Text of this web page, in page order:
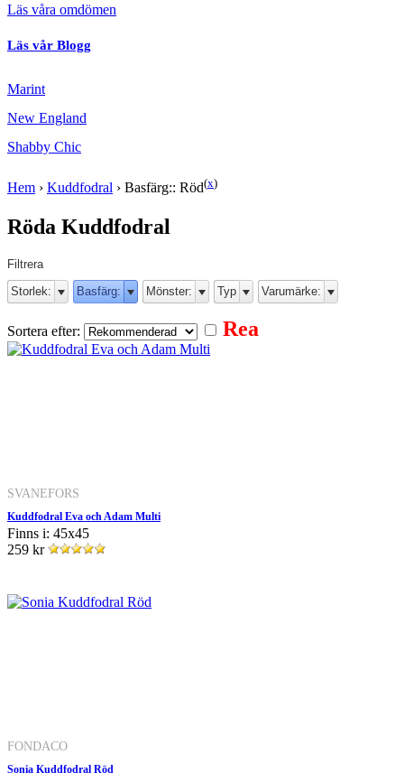
Läs våra omdömen
Läs vår Blogg
Marint
New England
Shabby Chic
Hem › Kuddfodral › Basfärg:: Röd(x)
Röda Kuddfodral
Filtrera
Storlek:
Basfärg: Mönster: Typ Varumärke:
Sortera efter: Rea
SVANEFORS
Kuddfodral Eva och Adam Multi
Finns i: 45x45
259 kr
FONDACO
Sonia Kuddfodral Röd